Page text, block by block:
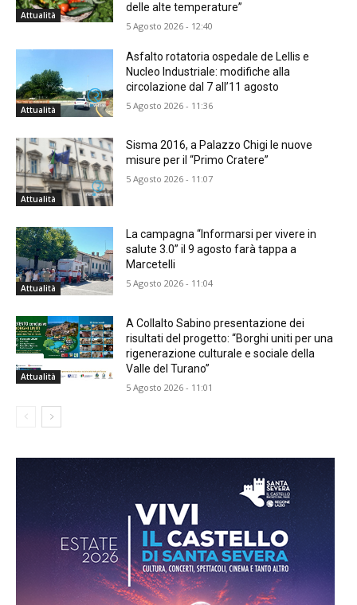
Attualità
delle alte temperature”
5 Agosto 2026 - 12:40
Attualità
Asfalto rotatoria ospedale de Lellis e
Nucleo Industriale: modifiche alla
circolazione dal 7 all’11 agosto
5 Agosto 2026 - 11:36
Attualità
Sisma 2016, a Palazzo Chigi le nuove
misure per il “Primo Cratere”
5 Agosto 2026 - 11:07
Attualità
La campagna “Informarsi per vivere in
salute 3.0” il 9 agosto farà tappa a
Marcetelli
5 Agosto 2026 - 11:04
Attualità
A Collalto Sabino presentazione dei
risultati del progetto: “Borghi uniti per una
rigenerazione culturale e sociale della
Valle del Turano”
5 Agosto 2026 - 11:01